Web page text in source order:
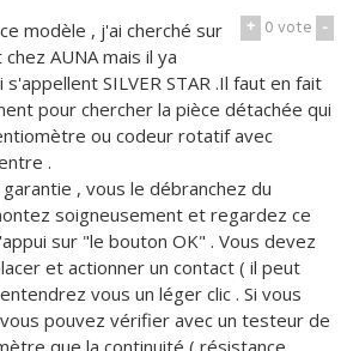
+ 0vote -
modèle , j'ai cherché sur
AUNA mais il ya
SILVER STAR .Il faut en fait
pour chercher la pièce détachée qui
ou codeur rotatif avec
.
, vous le débranchez du
soigneusement et regardez ce
sur "le bouton OK" . Vous devez
et actionner un contact ( il peut
vous un léger clic . Si vous
pouvez vérifier avec un testeur de
que la continuité ( résistance